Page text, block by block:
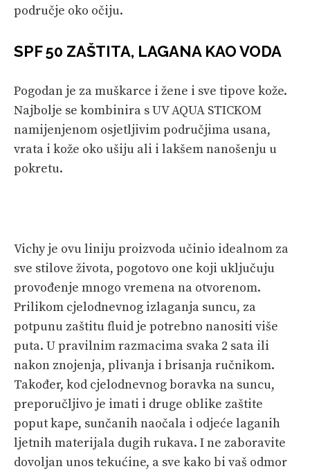
područje oko očiju.
SPF 50 ZAŠTITA, LAGANA KAO VODA
Pogodan je za muškarce i žene i sve tipove kože.
Najbolje se kombinira sUV AQUA STICKOM
namijenjenom osjetljivim područjima usana,
vrata i kože oko ušiju ali i lakšem nanošenju u
pokretu.
Vichy je ovu liniju proizvoda učinio idealnom za
sve stilove života, pogotovo one koji uključuju
provođenje mnogo vremena na otvorenom.
Prilikom cjelodnevnog izlaganja suncu, za
potpunu zaštitu fluid je potrebno nanositi više
puta. U pravilnim razmacima svaka 2 sata ili
nakon znojenja, plivanja i brisanja ručnikom.
Također, kod cjelodnevnog boravka na suncu,
preporučljivo je imati i druge oblike zaštite
poput kape, sunčanih naočala i odjeće laganih
ljetnih materijala dugih rukava. I ne zaboravite
dovoljan unos tekućine, a sve kako bi vaš odmor